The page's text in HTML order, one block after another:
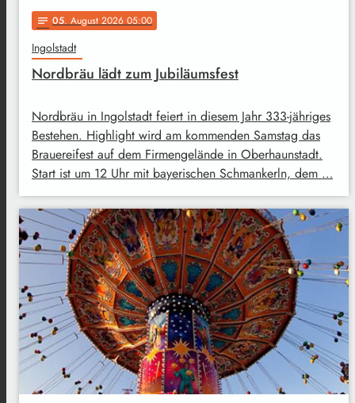
notes 05. August 2026 05:00
Ingolstadt
Nordbräu lädt zum Jubiläumsfest
Nordbräu in Ingolstadt feiert in diesem Jahr 333-jähriges
Bestehen. Highlight wird am kommenden Samstag das
Brauereifest auf dem Firmengelände in Oberhaunstadt.
Start ist um 12 Uhr mit bayerischen Schmankerln, dem …